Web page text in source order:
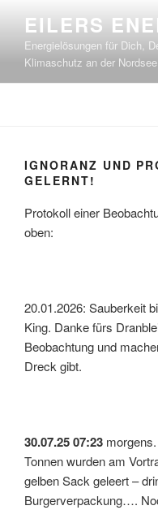
springen
EILERS
Energielösungen für Dich,
Klimaschutz an der Nordsee
IGNORANZ UND
GELERNT!
Protokoll einer
oben:
20.01.2026: Sauberkeit
King. Danke fürs
Beobachtung und
Dreck gibt.
30.07.25 07:23
Tonnen wurden am
gelben Sack geleert –
Burgerverpackung….